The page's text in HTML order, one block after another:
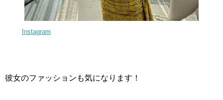
Instagram
彼女のファッションも気になります！